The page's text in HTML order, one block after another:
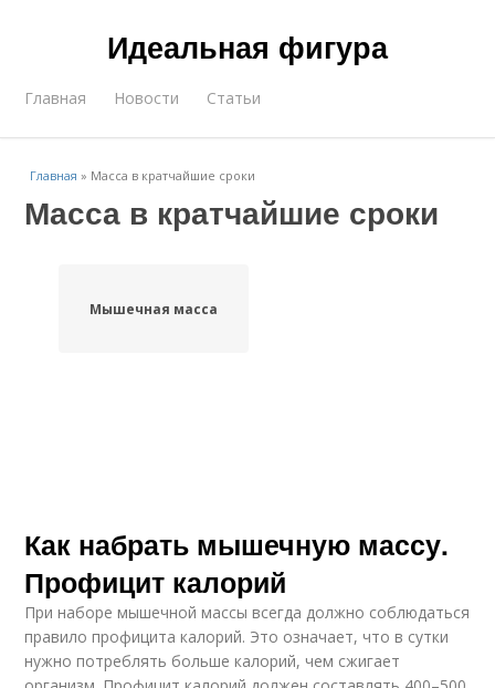
Идеальная фигура
Главная Новости Статьи
Главная » Масса в кратчайшие сроки
Масса в кратчайшие сроки
Мышечная масса
Как набрать мышечную массу.
Профицит калорий
При наборе мышечной массы всегда должно соблюдаться
правило профицита калорий. Это означает, что в сутки
нужно потреблять больше калорий, чем сжигает